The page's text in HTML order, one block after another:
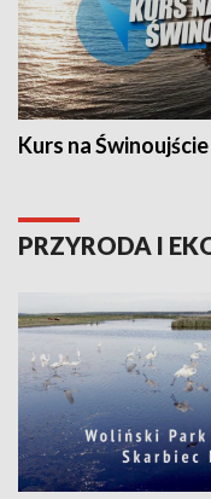
Kurs na Świnoujście
PRZYRODA I